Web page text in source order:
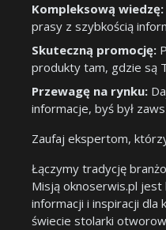
Kompleksową wiedzę:
prasy z szybkością
Skuteczną promocję:
produkty tam, gdzie są
Przewagę na rynku:
informacje, byś był
Zaufaj ekspertom,
Łączymy tradycję
Misją oknoserwis.pl
informacji i inspiracji
świecie stolarki